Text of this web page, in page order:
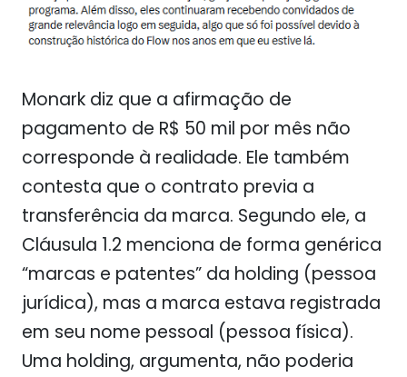
Monark diz que a afirmação de
pagamento de R$ 50 mil por mês não
corresponde à realidade. Ele também
contesta que o contrato previa a
transferência da marca. Segundo ele, a
Cláusula 1.2 menciona de forma genérica
“marcas e patentes” da holding (pessoa
jurídica), mas a marca estava registrada
em seu nome pessoal (pessoa física).
Uma holding, argumenta, não poderia